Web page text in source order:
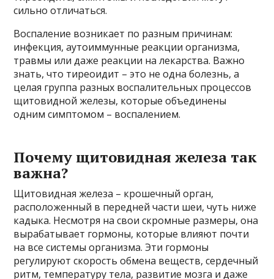
сильно отличаться.
Воспаление возникает по разным причинам:
инфекция, аутоиммунные реакции организма,
травмы или даже реакции на лекарства. Важно
знать, что тиреоидит – это не одна болезнь, а
целая группа разных воспалительных процессов
щитовидной железы, которые объединены
одним симптомом – воспалением.
Почему щитовидная железа так
важна?
Щитовидная железа – крошечный орган,
расположенный в передней части шеи, чуть ниже
кадыка. Несмотря на свои скромные размеры, она
вырабатывает гормоны, которые влияют почти
на все системы организма. Эти гормоны
регулируют скорость обмена веществ, сердечный
ритм, температуру тела, развитие мозга и даже